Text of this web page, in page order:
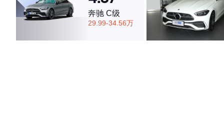
奔驰 C级
29.99-34.56万